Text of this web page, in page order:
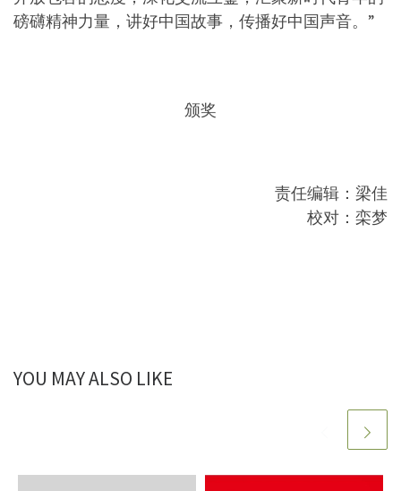
磅礴精神力量，讲好中国故事，传播好中国声音。”
颁奖
责任编辑：梁佳
校对：栾梦
YOU MAY ALSO LIKE